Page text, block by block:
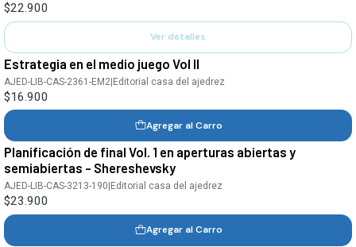
$22.900
Ver detalles
Estrategia en el medio juego Vol II
AJED-LIB-CAS-2361-EM2|Editorial casa del ajedrez
$16.900
Agregar al Carro
Planificación de final Vol. 1 en aperturas abiertas y
semiabiertas - Shereshevsky
AJED-LIB-CAS-3213-190 Editorial casa del ajedrez
$23.900
Agregar al Carro